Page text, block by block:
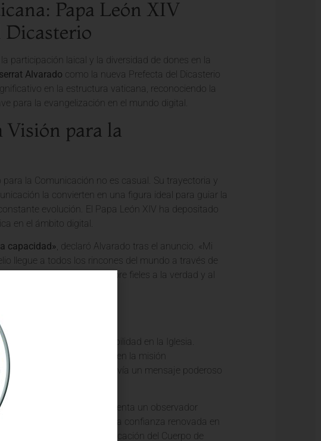
Papa León XIV
Dicasterio
participación laical y la diversidad de dones en la
Alvarado como la nueva Prefecta del Dicasterio
en la estructura vaticana, reconociendo la
para la evangelización en el mundo digital.
para la
la Comunicación no es casual. Su trayectoria y
la convierten en una figura ideal para guiar la
evolución. El Papa León XIV ha depositado
en el ámbito digital.
capacidad», declaró Alvarado tras el anuncio. «Mi
llegue a todos los rincones del mundo a través de
y plataformas, pero siempre fieles a la verdad y al
XIV sobre la corresponsabilidad en la Iglesia.
actores fundamentales en la misión
tan importante envía un mensaje poderoso
y participativa»
, comenta un observador
magnitud demuestra una confianza renovada en
y mujeres, para la edificación del Cuerpo de